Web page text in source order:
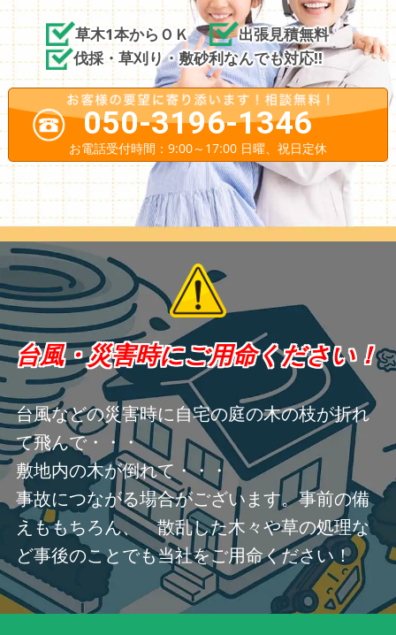
草木1本からＯＫ
出張見積無料
伐採・草刈り・敷砂利なんでも対応!!
050-3196-1346
お電話受付時間：9:00～17:00 日曜、祝日定休
台風・災害時にご用命ください！
台風などの災害時に自宅の庭の木の枝が折れ
て飛んで・・・
敷地内の木が倒れて・・・
事故につながる場合がございます。事前の備
えももちろん、 散乱した木々や草の処理な
ど事後のことでも当社をご用命ください！